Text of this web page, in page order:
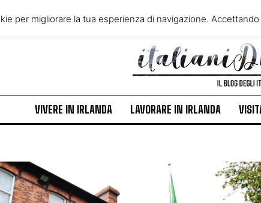
VIVERE IN IRLANDA LAVORARE IN IRLANDA
per migliorare la tua esperienza di navigazione.